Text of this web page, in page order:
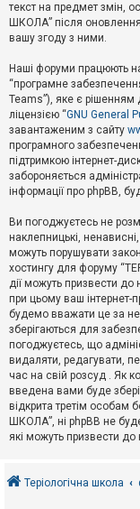
Т
м
и
б
е
з
в
і
д
п
о
в
д
й
А
к
т
и
в
н
т
е
м
и
о
текст на предмет змін,
ШКОЛА” після
вашу згоду з ними.
Наші форуми працюють на
“програмне
Teams”), яке є
ліцензією “GNU General
завантаженим з сайту
програмного
підтримкою інтернет-
забороняється
інформації про phpBB,
Ви погоджуєтесь не
наклепницькі, ненависні,
можуть порушувати
хостингу для форуму
дії можуть призвести до
при цьому ваш
будемо вважати це за
зберігаються для
погоджуєтесь, що
видаляти, редагувати,
час на свій розсуд . Як
введена вами буде
відкрита третім особам
ШКОЛА”, ні phpBB не буде
які можуть призвести до
Теріологічна школа